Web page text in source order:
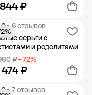
₽
Добавить в корзину
• 6 отзывов
серьги с
и родолитами
₽− 72%
₽
• 7 отзывов